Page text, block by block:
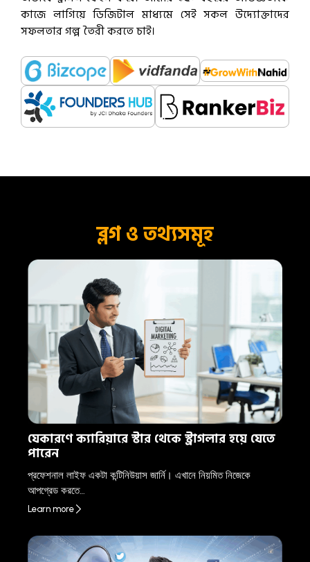
কাজে লাগিয়ে ডিজিটাল মাধ্যমে সেই সকল উদ্যোক্তাদের
সফলতার গল্প তৈরী করতে চাই।
ব্লগ ও তথ্যসমূহ
যেকারণে ক্যারিয়ারে স্টার থেকে স্ট্রাগলার হয়ে যেতে
পারেন
প্রফেশনাল লাইফ একটা কন্টিনিউয়াস জার্নি। এখানে নিয়মিত নিজেকে
আপগ্রেড করতে…
Learn more